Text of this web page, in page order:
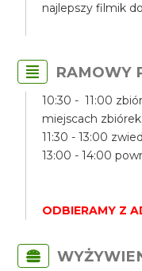
najlepszy filmik
RAMOWY
10:30 - 11:00
miejscach zbiórek
11:30 - 13:00
13:00 - 14:00
ODBIERAMY Z